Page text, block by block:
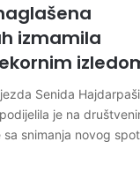
izmamila
Senida
je na
snimanja novog